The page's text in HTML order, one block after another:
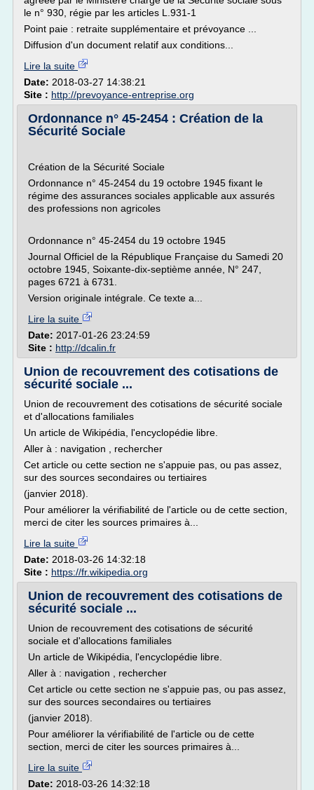
le n° 930, régie par les articles L.931-1
Point paie : retraite supplémentaire et prévoyance ...
Diffusion d'un document relatif aux conditions...
Lire la suite
Date: 2018-03-27 14:38:21
Site : http://prevoyance-entreprise.org
Ordonnance n° 45-2454 : Création de la
Sécurité Sociale
Création de la Sécurité Sociale
Ordonnance n° 45-2454 du 19 octobre 1945 fixant le
régime des assurances sociales applicable aux assurés
des professions non agricoles
Ordonnance n° 45-2454 du 19 octobre 1945
Journal Officiel de la République Française du Samedi 20
octobre 1945, Soixante-dix-septième année, N° 247,
pages 6721 à 6731.
Version originale intégrale. Ce texte a...
Lire la suite
Date: 2017-01-26 23:24:59
Site : http://dcalin.fr
Union de recouvrement des cotisations de
sécurité sociale ...
Union de recouvrement des cotisations de sécurité sociale
et d'allocations familiales
Un article de Wikipédia, l'encyclopédie libre.
Aller à : navigation , rechercher
Cet article ou cette section ne s'appuie pas, ou pas assez,
sur des sources secondaires ou tertiaires
(janvier 2018).
Pour améliorer la vérifiabilité de l'article ou de cette section,
merci de citer les sources primaires à...
Lire la suite
Date: 2018-03-26 14:32:18
Site : https://fr.wikipedia.org
Union de recouvrement des cotisations de
sécurité sociale ...
Union de recouvrement des cotisations de sécurité
sociale et d'allocations familiales
Un article de Wikipédia, l'encyclopédie libre.
Aller à : navigation , rechercher
Cet article ou cette section ne s'appuie pas, ou pas assez,
sur des sources secondaires ou tertiaires
(janvier 2018).
Pour améliorer la vérifiabilité de l'article ou de cette
section, merci de citer les sources primaires à...
Lire la suite
Date: 2018-03-26 14:32:18